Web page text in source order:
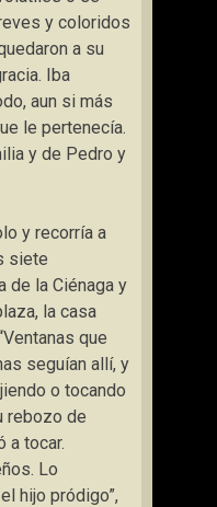
y coloridos
a su
Iba
aun si más
le pertenecía.
y de Pedro y
y recorría a
siete
de la Ciénaga y
la casa
que
seguían allí, y
o tocando
rebozo de
a tocar.
Lo
hijo pródigo”,